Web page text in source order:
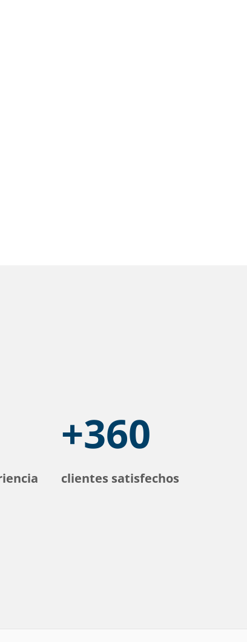
+360
clientes satisfechos